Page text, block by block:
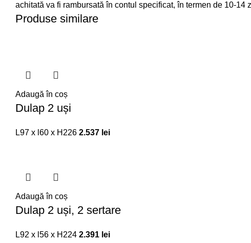
achitată va fi rambursată în contul specificat, în termen de 10-
Produse similare
Adaugă în coș
Dulap 2 uși
L97 x l60 x H226 2.537 lei
Adaugă în coș
Dulap 2 uși, 2 sertare
L92 x l56 x H224 2.391 lei